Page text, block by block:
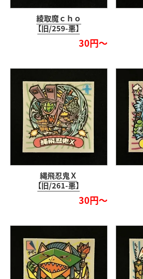
綾取魔ｃｈｏ
【旧/259-悪】
30円～
縄飛忍鬼Ｘ
【旧/261-悪】
30円～